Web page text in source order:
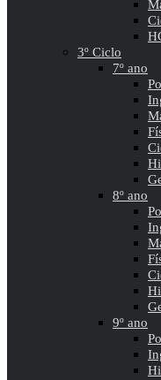
3º Ciclo
7º ano
8º ano
9º ano